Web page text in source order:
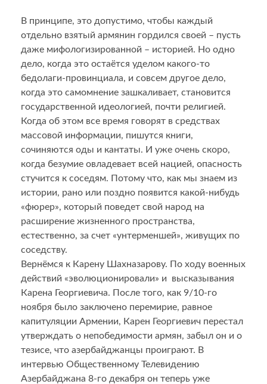
В принципе, это допустимо, чтобы каждый
отдельно взятый армянин гордился своей – пусть
даже мифологизированной – историей. Но одно
дело, когда это остаётся уделом какого-то
бедолаги-провинциала, и совсем другое дело,
когда это самомнение зашкаливает, становится
государственной идеологией, почти религией.
Когда об этом все время говорят в средствах
массовой информации, пишутся книги,
сочиняются оды и кантаты. И уже очень скоро,
когда безумие овладевает всей нацией, опасность
стучится к соседям. Потому что, как мы знаем из
истории, рано или поздно появится какой-нибудь
«фюрер», который поведет свой народ на
расширение жизненного пространства,
естественно, за счет «унтерменшей», живущих по
соседству.
Вернёмся к Карену Шахназарову. По ходу военных
действий «эволюционировали» и высказывания
Карена Георгиевича. После того, как 9/10-го
ноября было заключено перемирие, равное
капитуляции Армении, Карен Георгиевич перестал
утверждать о непобедимости армян, забыл он и о
тезисе, что азербайджанцы проиграют. В
интервью Общественному Телевидению
Азербайджана 8-го декабря он теперь уже